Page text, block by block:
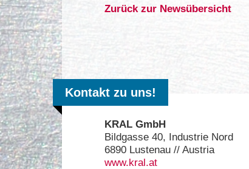
Zurück zur Newsübersicht
Kontakt zu uns!
KRAL GmbH
Bildgasse 40, Industrie Nord
6890 Lustenau // Austria
www.kral.at